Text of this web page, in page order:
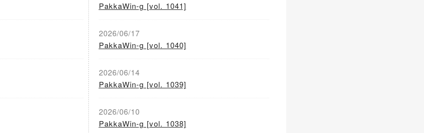
PakkaWin-g [vol. 1041]
2026/06/17
PakkaWin-g [vol. 1040]
2026/06/14
PakkaWin-g [vol. 1039]
2026/06/10
PakkaWin-g [vol. 1038]